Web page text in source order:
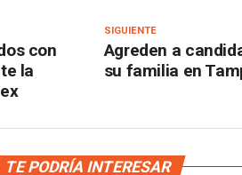
SIGUIENTE
Agreden a
su familia en
con
la
TE PODRÍA INTERESAR